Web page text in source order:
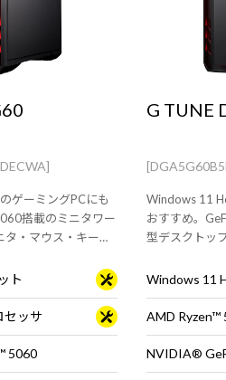
ゲーミングPCにも
搭載のミニタワー
・マウス・キーボ
ト
セッサ
5060
G TUNE
Windows 11
おすすめ。
型デスクトッ
Windows 11
AMD Ryzen™
NVIDIA®